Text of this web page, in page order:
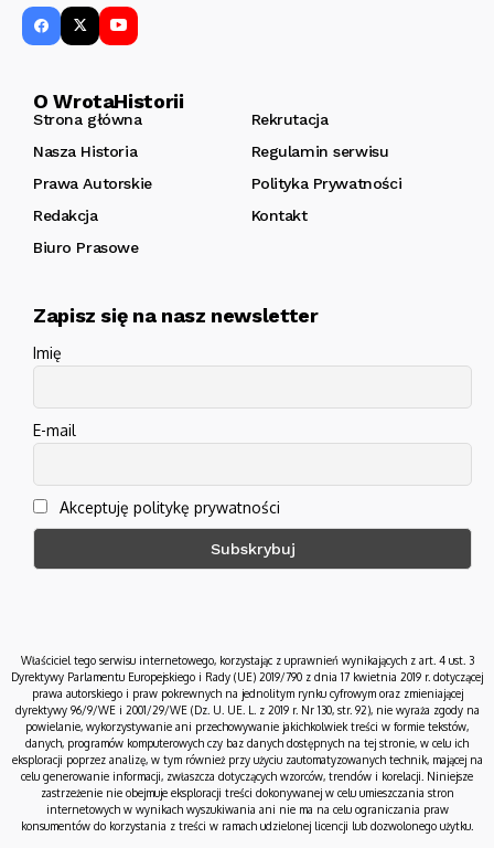
O WrotaHistorii
Strona główna
Rekrutacja
Nasza Historia
Regulamin serwisu
Prawa Autorskie
Polityka Prywatności
Redakcja
Kontakt
Biuro Prasowe
Zapisz się na nasz newsletter
Imię
E-mail
Akceptuję politykę prywatności
Właściciel tego serwisu internetowego, korzystając z uprawnień wynikających z art. 4 ust. 3
Dyrektywy Parlamentu Europejskiego i Rady (UE) 2019/790 z dnia 17 kwietnia 2019 r. dotyczącej
prawa autorskiego i praw pokrewnych na jednolitym rynku cyfrowym oraz zmieniającej
dyrektywy 96/9/WE i 2001/29/WE (Dz. U. UE. L. z 2019 r. Nr 130, str. 92), nie wyraża zgody na
powielanie, wykorzystywanie ani przechowywanie jakichkolwiek treści w formie tekstów,
danych, programów komputerowych czy baz danych dostępnych na tej stronie, w celu ich
eksploracji poprzez analizę, w tym również przy użyciu zautomatyzowanych technik, mającej na
celu generowanie informacji, zwłaszcza dotyczących wzorców, trendów i korelacji. Niniejsze
zastrzeżenie nie obejmuje eksploracji treści dokonywanej w celu umieszczania stron
internetowych w wynikach wyszukiwania ani nie ma na celu ograniczania praw
konsumentów do korzystania z treści w ramach udzielonej licencji lub dozwolonego użytku.